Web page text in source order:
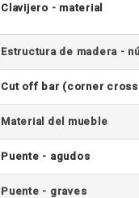
Clavijero - material
Estructura de madera -
Cut off bar (corner
Material del mueble
Puente - agudos
Puente - graves